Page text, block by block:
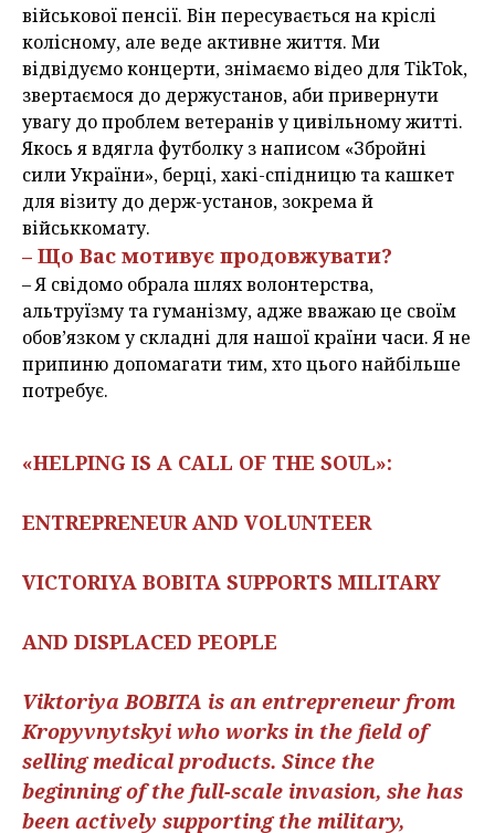
військової пенсії. Він пересувається на кріслі
колісному, але веде активне життя. Ми
відвідуємо концерти, знімаємо відео для TikTok,
звертаємося до держустанов, аби привернути
увагу до проблем ветеранів у цивільному житті.
Якось я вдягла футболку з написом «Збройні
сили України», берці, хакі-спідницю та кашкет
для візиту до держ-установ, зокрема й
військкомату.
– Що Вас мотивує продовжувати?
– Я свідомо обрала шлях волонтерства,
альтруїзму та гуманізму, адже вважаю це своїм
обов’язком у складні для нашої країни часи. Я не
припиню допомагати тим, хто цього найбільше
потребує.
«HELPING IS A CALL OF THE SOUL»:
ENTREPRENEUR AND VOLUNTEER
VICTORIYA BOBITA SUPPORTS MILITARY
AND DISPLACED PEOPLE
Viktoriya BOBITA is an entrepreneur from
Kropyvnytskyi who works in the field of
selling medical products. Since the
beginning of the full-scale invasion, she has
been actively supporting the military,